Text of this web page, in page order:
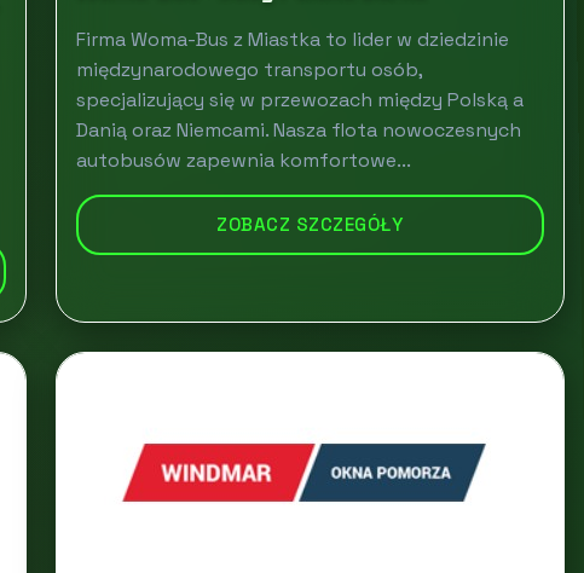
Firma Woma-Bus z Miastka to lider w dziedzinie
międzynarodowego transportu osób,
specjalizujący się w przewozach między Polską a
Danią oraz Niemcami. Nasza flota nowoczesnych
autobusów zapewnia komfortowe...
ZOBACZ SZCZEGÓŁY